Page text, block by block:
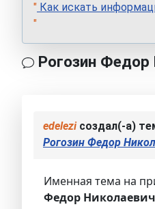
" Как искать
"
Рогозин Федор
edeleziсоздал(-а)
Рогозин Федор
Именная тема на
Федор Николаевич